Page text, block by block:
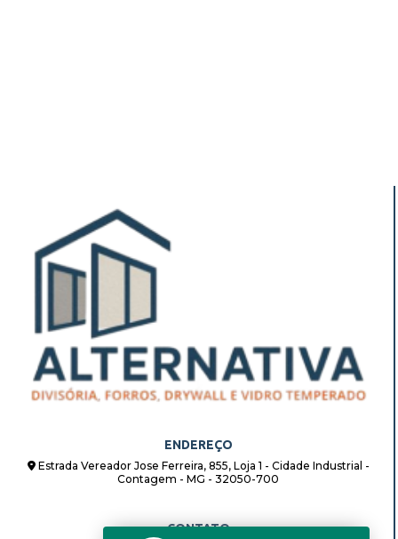
ENDEREÇO
Estrada Vereador Jose Ferreira, 855, Loja 1 - Cidade Industrial -
Contagem - MG - 32050-700
CONTATO